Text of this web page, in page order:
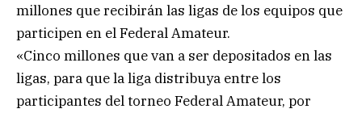
millones que recibirán las ligas de los equipos que
participen en el Federal Amateur.
«Cinco millones que van a ser depositados en las
ligas, para que la liga distribuya entre los
participantes del torneo Federal Amateur, por